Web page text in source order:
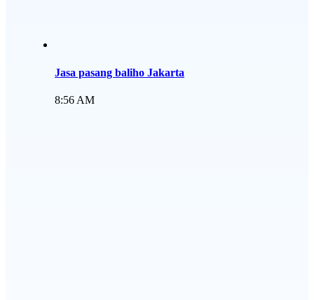
Jasa pasang baliho Jakarta
8:56 AM